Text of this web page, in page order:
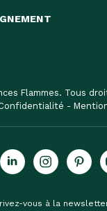
Flammes. Tous
-
vous à la